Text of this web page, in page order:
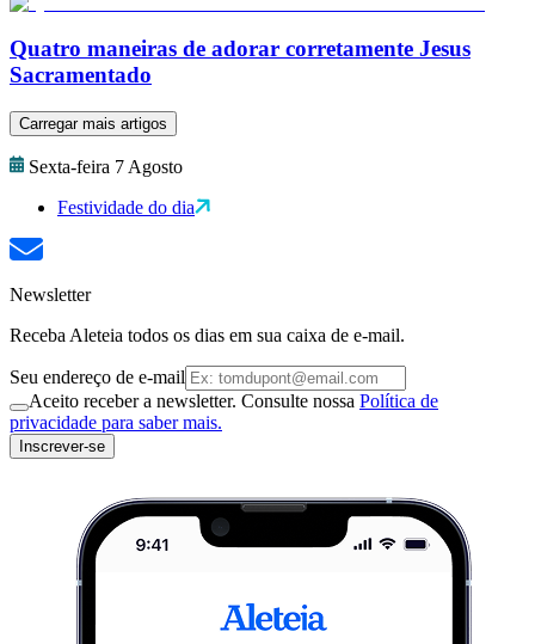
Quatro maneiras de adorar corretamente Jesus
Sacramentado
Carregar mais artigos
Sexta-feira 7 Agosto
Festividade do dia
Newsletter
Receba Aleteia todos os dias em sua caixa de e-mail.
Seu endereço de e-mail
Aceito receber a newsletter. Consulte nossa Política de
privacidade para saber mais.
Inscrever-se